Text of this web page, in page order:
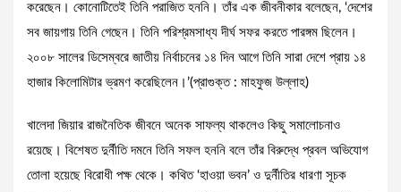
করেছেন। কোনোটিতেই তিনি পরাজিত হননি। তাঁর এক জীবনীকার বলেছেন, ‘দেশের
সব জায়গায় তিনি গেছেন। তিনি পরিশ্রমসাধ্য দীর্ঘ সফর করতে পারঙ্গম ছিলেন।
২০০৮ সালের ডিসেম্বরে জাতীয় নির্বাচনের ১৪ দিন আগে তিনি সারা দেশে প্রায় ১৪
হাজার কিলোমিটার ভ্রমণ করেছিলেন।’(প্রাগুক্ত : মাহফুজ উল্লাহ)
খালেদা জিয়ার রাজনৈতিক জীবনে অনেক সাফল্য থাকলেও কিছু সমালোচনাও
রয়েছে। বিশেষত দুর্নীতি দমনে তিনি সফল হননি বলে তাঁর বিরুদ্ধে প্রবল অভিযোগ
তোলা হয়েছে বিরোধী পক্ষ থেকে। কথিত ‘হাওয়া ভবন’ ও দুর্নীতির ধারণা সূচক